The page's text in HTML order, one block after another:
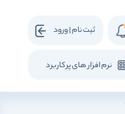
نرم افزار های پرکاربرد
ثبت نام | ورود